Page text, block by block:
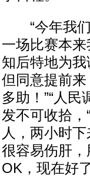
“今年我们
一场比赛本
知后特地为
但同意提前
多助！”“人
发不可收拾
人，两小时
很容易伤肝
OK，现在好